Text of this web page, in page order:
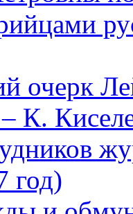
очерк
К.
год)